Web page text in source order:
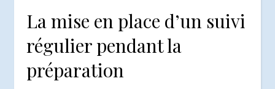
La mise en place d’un suivi
régulier pendant la
préparation